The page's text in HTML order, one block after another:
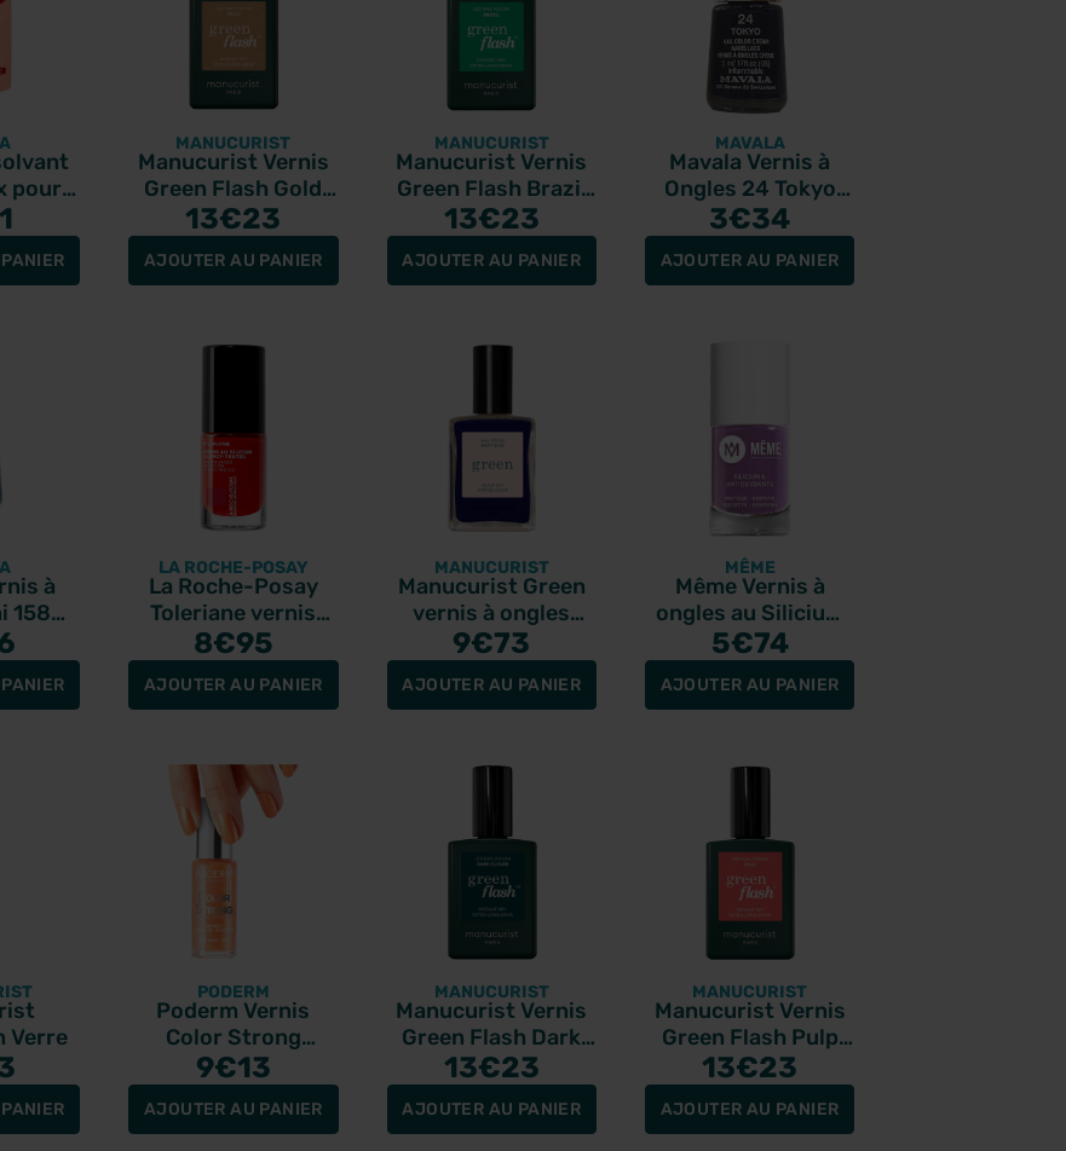
pour
MANUCURIST
Manucurist Vernis
Green Flash Gold
15ml
13€23
AJOUTER AU PANIER
MANUCURIST
Manucurist Vernis
Green Flash Brazil
15ml
13€23
AJOUTER AU PANIER
MAVALA
Mavala Vernis à
Ongles 24 Tokyo
5ml
3€34
AJOUTER AU PANIER
à
158
5ml
LA ROCHE-POSAY
La Roche-Posay
Toleriane vernis
protecteur rouge
coquelicot 6ml
8€95
AJOUTER AU PANIER
MANUCURIST
Manucurist Green
vernis à ongles
Navy Blue 15ml
9€73
AJOUTER AU PANIER
MÊME
Même Vernis à
ongles au Silicium
Bougainvillier 10ml
5€74
AJOUTER AU PANIER
Verre
PODERM
Poderm Vernis
Color Strong
Durcisseur
Sunkissed 8ml
9€13
AJOUTER AU PANIER
MANUCURIST
Manucurist Vernis
Green Flash Dark
Clover 15ml
13€23
AJOUTER AU PANIER
MANUCURIST
Manucurist Vernis
Green Flash Pulp
15ml
13€23
AJOUTER AU PANIER